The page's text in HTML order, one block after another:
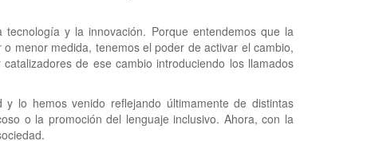
y la innovación. Porque entendemos que la
menor medida, tenemos el poder de activar el cambio,
de ese cambio introduciendo los llamados
lo hemos venido reflejando últimamente de distintas
o la promoción del lenguaje inclusivo. Ahora, con la